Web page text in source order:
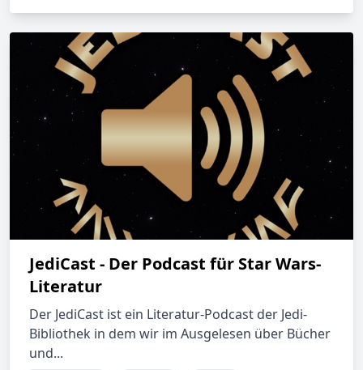
JediCast - Der Podcast für Star Wars-
Literatur
Der JediCast ist ein Literatur-Podcast der Jedi-
Bibliothek in dem wir im Ausgelesen über Bücher
und...